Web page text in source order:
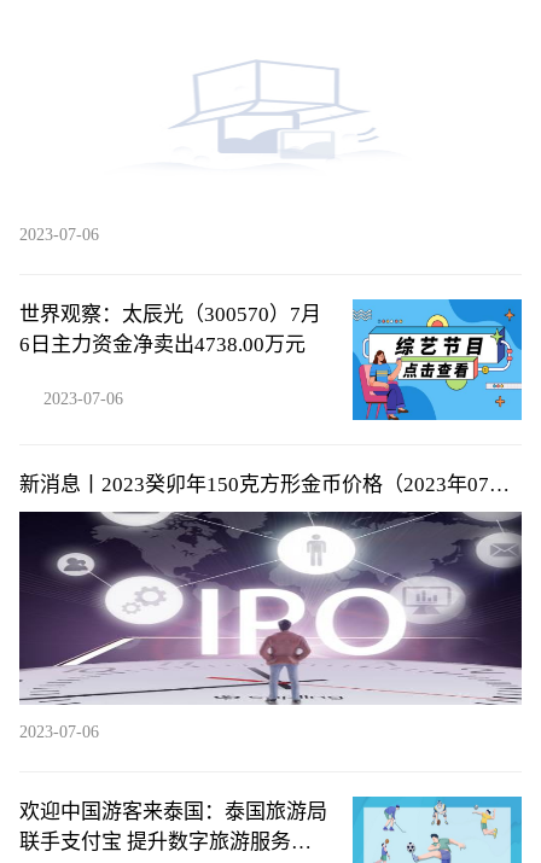
2023-07-06
世界观察：太辰光（300570）7月
6日主力资金净卖出4738.00万元
2023-07-06
新消息丨2023癸卯年150克方形金币价格（2023年07月
06日）
2023-07-06
欢迎中国游客来泰国：泰国旅游局
联手支付宝 提升数字旅游服务体